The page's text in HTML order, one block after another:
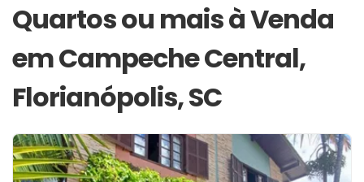
Quartos ou mais à Venda
em Campeche Central,
Florianópolis, SC